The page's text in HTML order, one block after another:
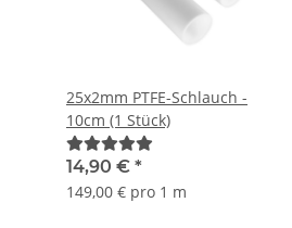
25x2mm PTFE-Schlauch -
10cm (1 Stück)
14,90 € *
149,00 € pro 1 m